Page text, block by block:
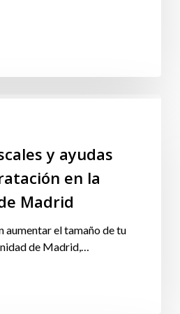
y ayudas
en la
Madrid
aumentar el tamaño de tu
de Madrid,…